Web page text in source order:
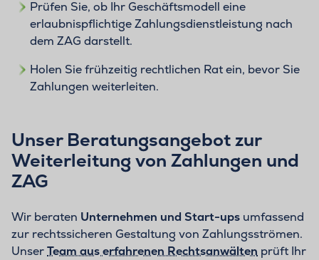
Prüfen Sie, ob Ihr Geschäftsmodell eine
erlaubnispflichtige Zahlungsdienstleistung nach
dem ZAG darstellt.
Holen Sie frühzeitig rechtlichen Rat ein, bevor Sie
Zahlungen weiterleiten.
Unser Beratungsangebot zur
Weiterleitung von Zahlungen und
ZAG
Wir beraten Unternehmen und Start-ups umfassend
zur rechtssicheren Gestaltung von Zahlungsströmen.
UnserTeam aus erfahrenen Rechtsanwälten prüft Ihr